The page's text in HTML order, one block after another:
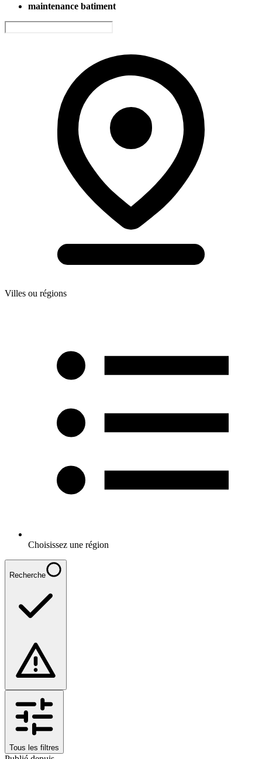
maintenance batiment
Villes ou régions
Choisissez une région
Recherche
Tous les filtres